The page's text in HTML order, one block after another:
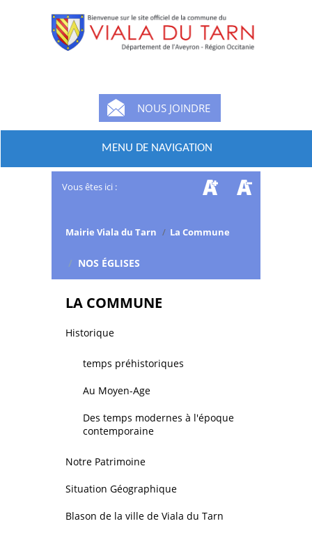
NOUS JOINDRE
MENU DE NAVIGATION
Vous êtes ici :
Mairie Viala du Tarn / La Commune
/ NOS ÉGLISES
LA COMMUNE
Historique
temps préhistoriques
Au Moyen-Age
Des temps modernes à l'époque
contemporaine
Notre Patrimoine
Situation Géographique
Blason de la ville de Viala du Tarn